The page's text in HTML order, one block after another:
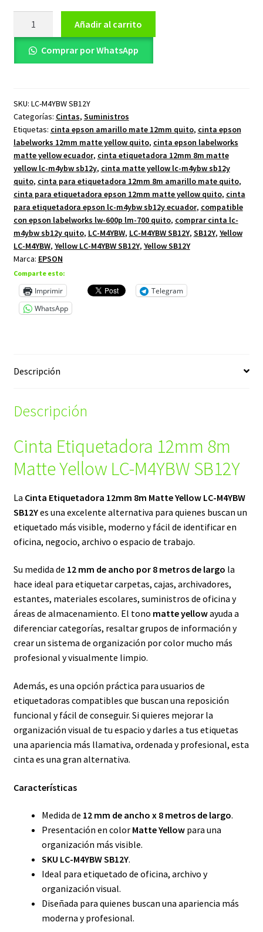
12mm
8m
LC-
M4YBW
SB12Y
cantidad
Añadir al carrito
Comprar por WhatsApp
SKU: LC-M4YBW SB12Y
Categorías: Cintas, Suministros
Etiquetas: cinta epson amarillo mate 12mm quito, cinta epson
labelworks 12mm matte yellow quito, cinta epson labelworks
matte yellow ecuador, cinta etiquetadora 12mm 8m matte
yellow lc-m4ybw sb12y, cinta matte yellow lc-m4ybw sb12y
quito, cinta para etiquetadora 12mm 8m amarillo mate quito,
cinta para etiquetadora epson 12mm matte yellow quito, cinta
para etiquetadora epson lc-m4ybw sb12y ecuador, compatible
con epson labelworks lw-600p lm-700 quito, comprar cinta lc-
m4ybw sb12y quito, LC-M4YBW, LC-M4YBW SB12Y, SB12Y, Yellow
LC-M4YBW, Yellow LC-M4YBW SB12Y, Yellow SB12Y
Marca: EPSON
Comparte esto:
Imprimir
Telegram
WhatsApp
Descripción
Descripción
Cinta Etiquetadora 12mm 8m
Matte Yellow LC-M4YBW SB12Y
La Cinta Etiquetadora 12mm 8m Matte Yellow LC-M4YBW
SB12Yes una excelente alternativa para quienes buscan un
etiquetado más visible, moderno y fácil de identificar en
oficina, negocio, archivo o espacio de trabajo.
Su medida de 12 mm de ancho por 8 metros de largo la
hace ideal para etiquetar carpetas, cajas, archivadores,
estantes, materiales escolares, suministros de oficina y
áreas de almacenamiento. El tono matte yellowayuda a
diferenciar categorías, resaltar grupos de información y
crear un sistema de organización por color mucho más
profesional y visualmente limpio.
Además, es una opción práctica para usuarios de
etiquetadoras compatibles que buscan una reposición
funcional y fácil de conseguir. Si quieres mejorar la
organización visual de tu espacio y darles a tus etiquetas
una apariencia más llamativa, ordenada y profesional, esta
cinta es una gran alternativa.
Características
Medida de 12 mm de ancho x 8 metros de largo.
Presentación en color Matte Yellowpara una
organización más visible.
SKU LC-M4YBW SB12Y.
Ideal para etiquetado de oficina, archivo y
organización visual.
Diseñada para quienes buscan una apariencia más
moderna y profesional.